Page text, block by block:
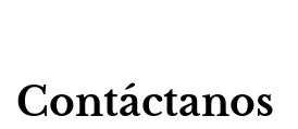
Contáctanos